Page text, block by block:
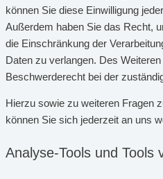
können Sie diese Einwilligung
Außerdem haben Sie das Recht,
die Einschränkung der
Daten zu verlangen. Des
Beschwerderecht bei der
Hierzu sowie zu weiteren Fragen
können Sie sich jederzeit an uns
Analyse-Tools und Tools